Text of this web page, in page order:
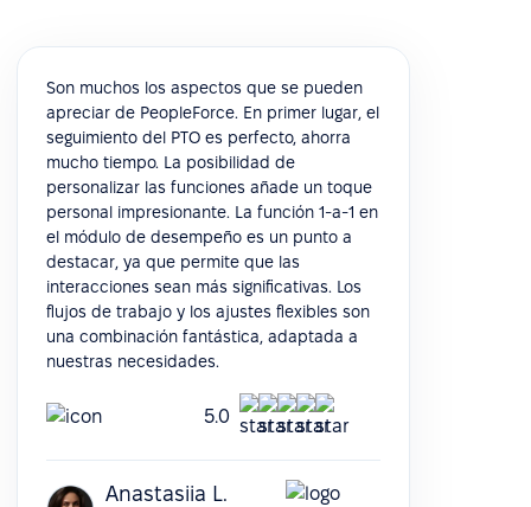
Son muchos los aspectos que se pueden
apreciar de PeopleForce. En primer lugar, el
seguimiento del PTO es perfecto, ahorra
mucho tiempo. La posibilidad de
personalizar las funciones añade un toque
personal impresionante. La función 1-a-1 en
el módulo de desempeño es un punto a
destacar, ya que permite que las
interacciones sean más significativas. Los
flujos de trabajo y los ajustes flexibles son
una combinación fantástica, adaptada a
nuestras necesidades.
5.0
Anastasiia L.